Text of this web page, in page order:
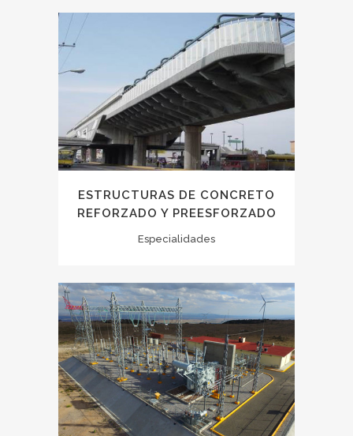
ESTRUCTURAS DE CONCRETO
REFORZADO Y PREESFORZADO
Especialidades